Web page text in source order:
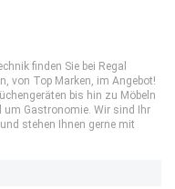
finden Sie bei Regal
von Top Marken, im Angebot!
bis hin zu Möbeln
um Gastronomie. Wir sind Ihr
stehen Ihnen gerne mit